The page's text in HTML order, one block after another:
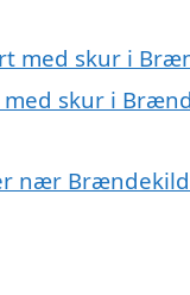
med skur i
skur i
nær